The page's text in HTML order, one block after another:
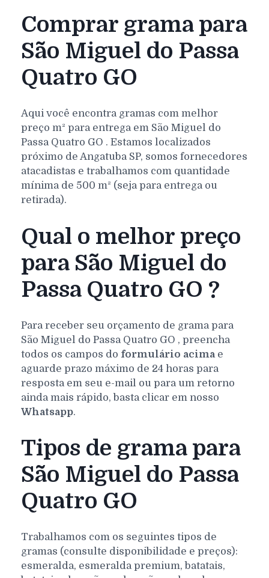
Comprar grama para
São Miguel do Passa
Quatro GO
Aqui você encontra gramas com melhor
preço m² para entrega em São Miguel do
Passa Quatro GO . Estamos localizados
próximo de Angatuba SP, somos fornecedores
atacadistas e trabalhamos com quantidade
mínima de 500 m² (seja para entrega ou
retirada).
Qual o melhor preço
para São Miguel do
Passa Quatro GO ?
Para receber seu orçamento de grama para
São Miguel do Passa Quatro GO , preencha
todos os campos do formulário acima e
aguarde prazo máximo de 24 horas para
resposta em seu e-mail ou para um retorno
ainda mais rápido, basta clicar em nosso
Whatsapp.
Tipos de grama para
São Miguel do Passa
Quatro GO
Trabalhamos com os seguintes tipos de
gramas (consulte disponibilidade e preços):
esmeralda, esmeralda premium, batatais,